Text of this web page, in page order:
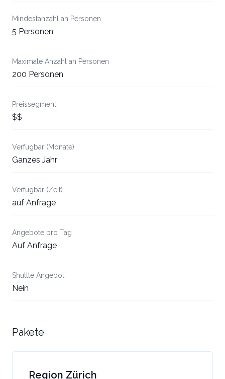
Mindestanzahl an Personen
5 Personen
Maximale Anzahl an Personen
200 Personen
Preissegment
$$
Verfügbar (Monate)
Ganzes Jahr
Verfügbar (Zeit)
auf Anfrage
Angebote pro Tag
Auf Anfrage
Shuttle Angebot
Nein
Pakete
Region Zürich